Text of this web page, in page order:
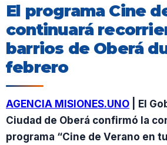
El programa Cine
continuará
barrios de Oberá
febrero
AGENCIA MISIONES.UNO | El
Ciudad de Oberá confirmó la
programa “Cine de Verano en